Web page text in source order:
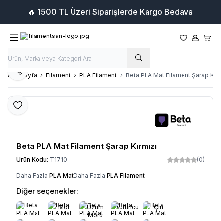
🔥 1500 TL Üzeri Siparişlerde Kargo Bedava
Favorilerim
Hesabım
Ana Sayfa Filament PLA Filament Beta PLA Mat Filament Şarap
Favoriye Ekle
Paylaş
Beta PLA Mat Filament Şarap Kırmızı
Ürün Kodu: T1710 (0)
Daha Fazla PLA MatDaha Fazla PLA Filament
Diğer seçenekler:
Mor
Üzüm
Moru
Turuncu Çin